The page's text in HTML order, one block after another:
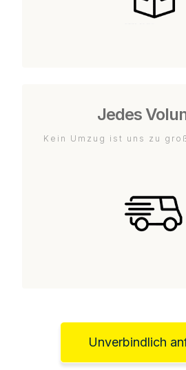
Jedes
Kein Umzug ist uns zu
Unverbindlich